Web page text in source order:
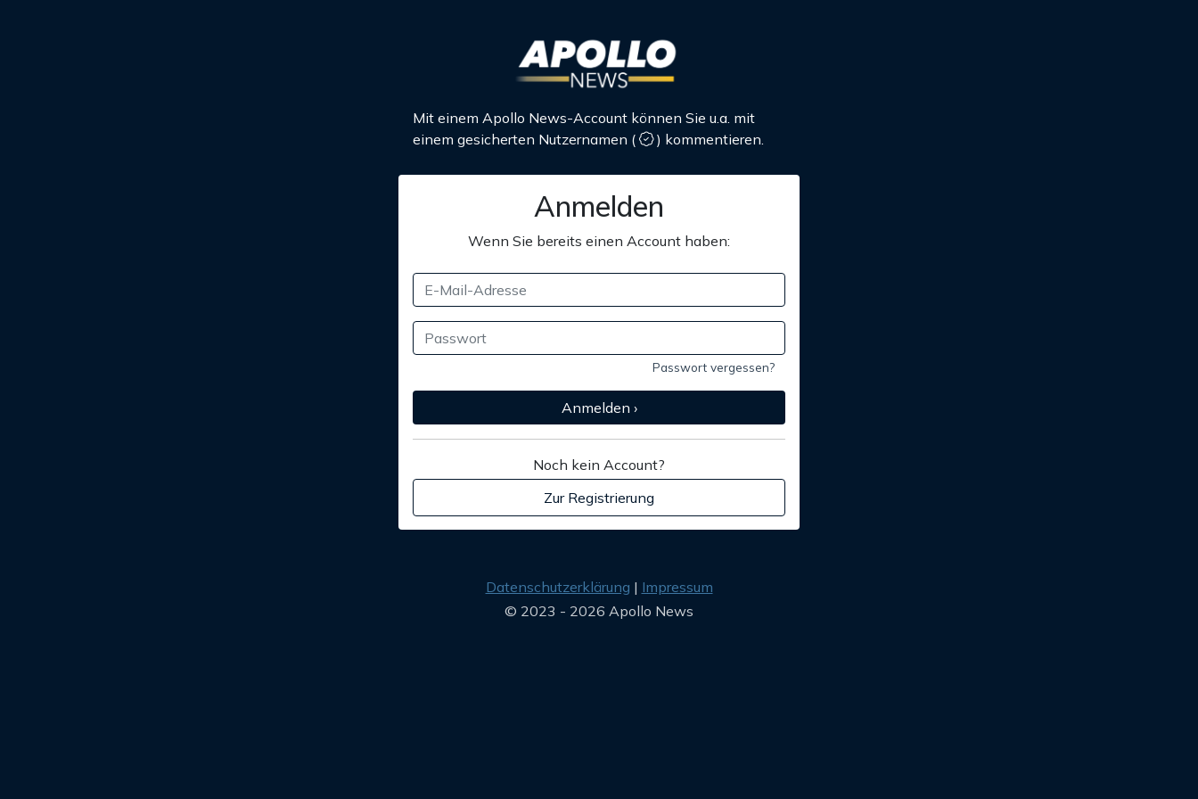
Mit einem Apollo News-Account können Sie u.a. mit
einem gesicherten Nutzernamen ( ) kommentieren.
Anmelden
Wenn Sie bereits einen Account haben:
Passwort vergessen?
Anmelden ›
Noch kein Account?
Zur Registrierung
Datenschutzerklärung
Impressum
© 2023 - 2026 Apollo News